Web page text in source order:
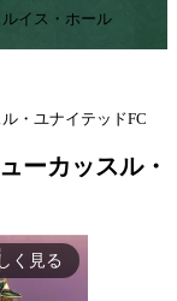
ルイス・ホール
・ユナイテッドFC
ーカッスル・
く見る